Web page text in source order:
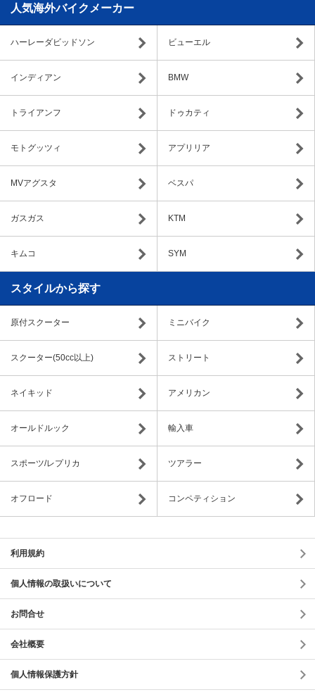
人気海外バイクメーカー
ハーレーダビッドソン ビューエル
インディアン BMW
トライアンフ ドゥカティ
モトグッツィ アプリリア
MVアグスタ ベスパ
ガスガス KTM
キムコ SYM
スタイルから探す
原付スクーター ミニバイク
スクーター(50cc以上) ストリート
ネイキッド アメリカン
オールドルック 輸入車
スポーツ/レプリカ ツアラー
オフロード コンペティション
利用規約
個人情報の取扱いについて
お問合せ
会社概要
個人情報保護方針